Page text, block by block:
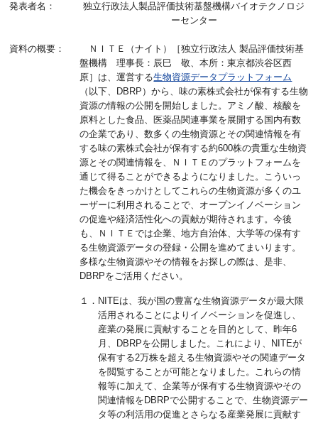
発表者名：
独立行政法人製品評価技術基盤機構バイオテクノロジ
ーセンター
資料の概要：
ＮＩＴＥ（ナイト）［独立行政法人 製品評価技術基
盤機構 理事長：辰巳 敬、本所：東京都渋谷区西
原］は、運営する生物資源データプラットフォーム
（以下、DBRP）から、味の素株式会社が保有する生物
資源の情報の公開を開始しました。アミノ酸、核酸を
原料とした食品、医薬品関連事業を展開する国内有数
の企業であり、数多くの生物資源とその関連情報を有
する味の素株式会社が保有する約600株の貴重な生物資
源とその関連情報を、ＮＩＴＥのプラットフォームを
通じて得ることができるようになりました。こういっ
た機会をきっかけとしてこれらの生物資源が多くのユ
ーザーに利用されることで、オープンイノベーション
の促進や経済活性化への貢献が期待されます。今後
も、ＮＩＴＥでは企業、地方自治体、大学等の保有す
る生物資源データの登録・公開を進めてまいります。
多様な生物資源やその情報をお探しの際は、是非、
DBRPをご活用ください。
１．NITEは、我が国の豊富な生物資源データが最大限
活用されることによりイノベーションを促進し、
産業の発展に貢献することを目的として、昨年6
月、DBRPを公開しました。これにより、NITEが
保有する2万株を超える生物資源やその関連データ
を閲覧することが可能となりました。これらの情
報等に加えて、企業等が保有する生物資源やその
関連情報をDBRPで公開することで、生物資源デー
タ等の利活用の促進とさらなる産業発展に貢献す